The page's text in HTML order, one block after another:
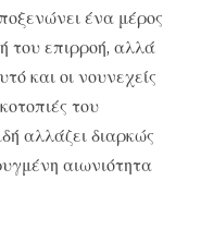
ένα μέρος
του επιρροή, αλλά
και οι νουνεχείς
του
αλλάζει διαρκώς
αιωνιότητα